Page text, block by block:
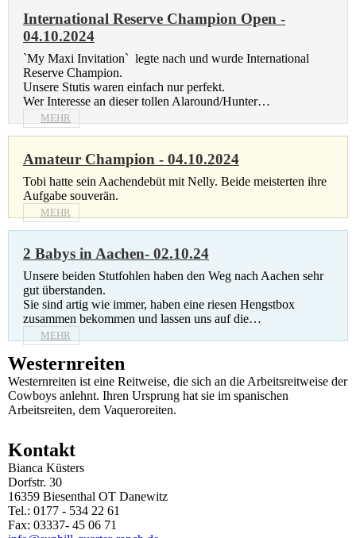
International Reserve Champion Open -
04.10.2024
`My Maxi Invitation` legte nach und wurde International
Reserve Champion.
Unsere Stutis waren einfach nur perfekt.
Wer Interesse an dieser tollen Alaround/Hunter…
MEHR
Amateur Champion - 04.10.2024
Tobi hatte sein Aachendebüt mit Nelly. Beide meisterten ihre
Aufgabe souverän.
MEHR
2 Babys in Aachen- 02.10.24
Unsere beiden Stutfohlen haben den Weg nach Aachen sehr
gut überstanden.
Sie sind artig wie immer, haben eine riesen Hengstbox
zusammen bekommen und lassen uns auf die…
MEHR
Westernreiten
Westernreiten ist eine Reitweise, die sich an die Arbeitsreitweise der
Cowboys anlehnt. Ihren Ursprung hat sie im spanischen
Arbeitsreiten, dem Vaqueroreiten.
Kontakt
Bianca Küsters
Dorfstr. 30
16359 Biesenthal OT Danewitz
Tel.: 0177 - 534 22 61
Fax: 03337- 45 06 71